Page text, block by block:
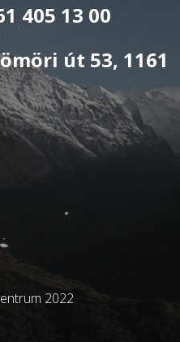
405 13 00
út 53, 1161
2022